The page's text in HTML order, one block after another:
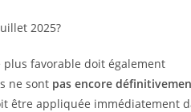
plus favorable doit également
ne sont pas encore
être appliquée immédiatement